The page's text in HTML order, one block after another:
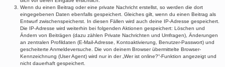
Wenn du einen Beitrag oder eine private Nachricht erstellst, so werden die dort
eingegebenen Daten ebenfalls gespeichert. Gleiches gilt, wenn du einen Beitrag als
Entwurf zwischenspeicherst. In diesen Fällen wird auch deine IP-Adresse gespeichert.
Die IP-Adresse wird weiterhin bei folgenden Aktionen gespeichert: Löschen und
Ändern von Beiträgen (dazu zählen Private Nachrichten und Umfragen), Änderungen
an zentralen Profildaten (E-Mail-Adresse, Kontoaktivierung, Benutzer-Passwort) und
gescheiterte Anmeldeversuche. Die von deinem Browser übermittelte Browser-
Kennzeichnung (User Agent) wird nur in der „Wer ist online?“-Funktion angezeigt und
nicht dauerhaft gespeichert.